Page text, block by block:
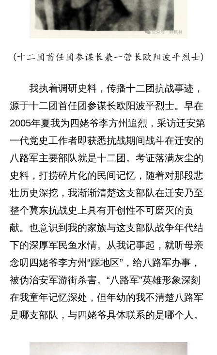
(十二团首任团参谋长兼一营长欧阳波平烈士)
我执着调研史料，传播十二团抗战事迹，
源于十二团首任团参谋长欧阳波平烈士。早在
2005年夏我为四姥爷李方州追烈，采访迁安第
一代党史工作者即获悉抗战期间战斗在迁安的
八路军主要部队就是十二团。考证落满灰尘的
史料，打捞碎片化的民间记忆，随着对那段悲
壮历史深挖，我渐渐清楚这支部队在迁安乃至
整个冀东抗战史上具有开创性不可磨灭的贡
献。也意识到我的家族与这支部队战争年代结
下的深厚军民鱼水情。从我记事起，就听母亲
念叨四姥爷李方州“踩地区”，给八路军办事，
被伪治安军游街杀害。“八路军”英雄形象深刻
在我童年记忆深处，但年幼的我不清楚八路军
是哪支部队，与四姥爷具体联系的是哪个人。